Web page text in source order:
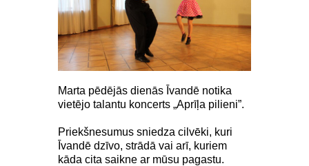
Marta pēdējās dienās Īvandē notika
vietējo talantu koncerts „Aprīļa pilieni”.
Priekšnesumus sniedza cilvēki, kuri
Īvandē dzīvo, strādā vai arī, kuriem
kāda cita saikne ar mūsu pagastu.